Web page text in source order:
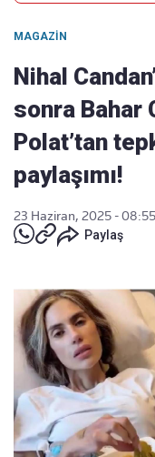
MAGAZIN
Nihal
sonra Bahar
Polat’tan
paylaşımı!
23 Haziran, 2025 - 08:55
Paylaş